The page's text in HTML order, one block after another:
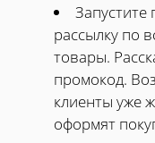
рассылку по
товары.
промокод.
клиенты уже
оформят